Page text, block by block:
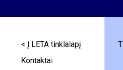
< Į LETA tinklalapį
Kontaktai